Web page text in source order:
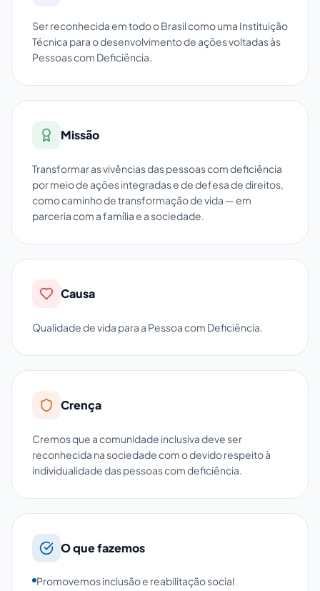
Ser reconhecida em todo o Brasil como uma Instituição
Técnica para o desenvolvimento de ações voltadas às
Pessoas com Deficiência.
Missão
Transformar as vivências das pessoas com deficiência
por meio de ações integradas e de defesa de direitos,
como caminho de transformação de vida — em
parceria com a família e a sociedade.
Causa
Qualidade de vida para a Pessoa com Deficiência.
Crença
Cremos que a comunidade inclusiva deve ser
reconhecida na sociedade com o devido respeito à
individualidade das pessoas com deficiência.
O que fazemos
Promovemos inclusão e reabilitação social